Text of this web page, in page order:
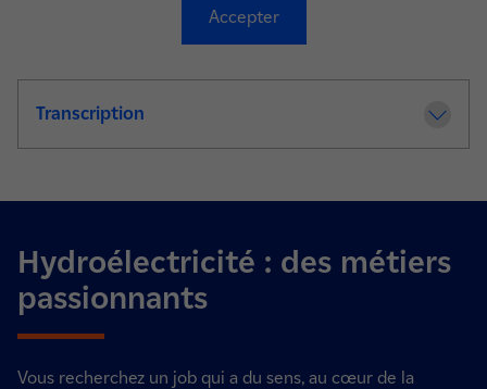
Accepter
Transcription
Hydroélectricité : des métiers
passionnants
Vous recherchez un job qui a du sens, au cœur de la